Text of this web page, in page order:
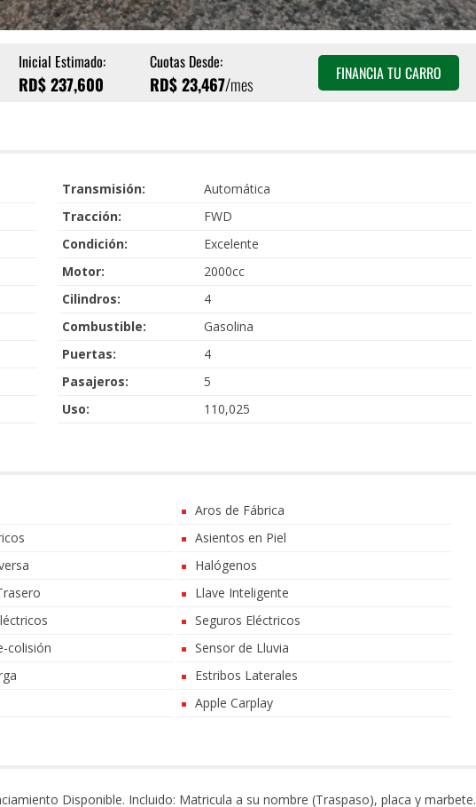
Inicial Estimado:
RD$237,600
Cuotas Desde:
RD$23,467/mes FINANCIA TU CARRO
Transmisión:
Automática
Tracción:
FWD
Condición:
Excelente
Motor:
2000cc
Cilindros:
4
Combustible:
Gasolina
Puertas:
4
Pasajeros:
5
Uso:
110,025
Aros de Fábrica
Asientos en Piel
Halógenos
Llave Inteligente
Seguros Eléctricos
colisión
Sensor de Lluvia
Estribos Laterales
Apple Carplay
Disponible. Incluido: Matricula a su nombre (Traspaso), placa y marbete.